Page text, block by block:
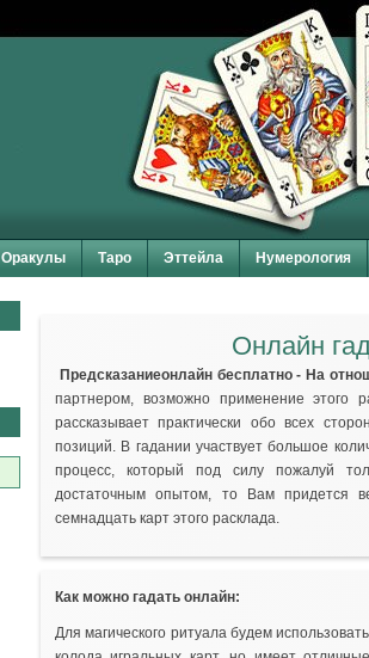
Оракулы Таро Эттейла Нумерология
Онлайн
Предсказаниеонлайн бесплатно - На
партнером, возможно применение этого
рассказывает практически обо всех
позиций. В гадании участвует большое
процесс, который под силу пожалуй
достаточным опытом, то Вам придется
семнадцать карт этого расклада.
Как можно гадать онлайн:
Для магического ритуала будем